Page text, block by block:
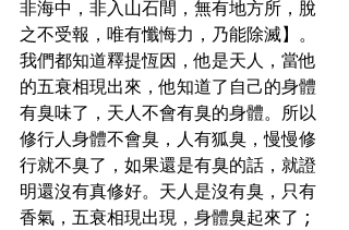
非海中，非入山石間，無有地方所，脫
之不受報，唯有懺悔力，乃能除滅】。
我們都知道釋提恆因，他是天人，當他
的五衰相現出來，他知道了自己的身體
有臭味了，天人不會有臭的身體。所以
修行人身體不會臭，人有狐臭，慢慢修
行就不臭了，如果還是有臭的話，就證
明還沒有真修好。天人是沒有臭，只有
香氣，五衰相現出現，身體臭起來了 ;